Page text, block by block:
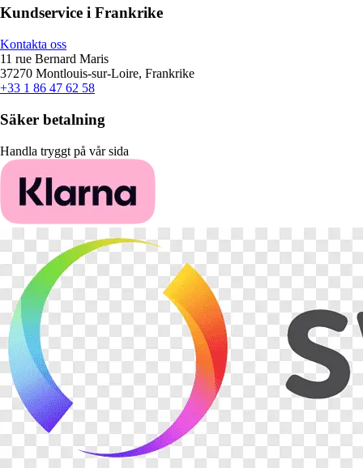
Kundservice i Frankrike
Kontakta oss
11 rue Bernard Maris
37270 Montlouis-sur-Loire, Frankrike
+33 1 86 47 62 58
Säker betalning
Handla tryggt på vår sida